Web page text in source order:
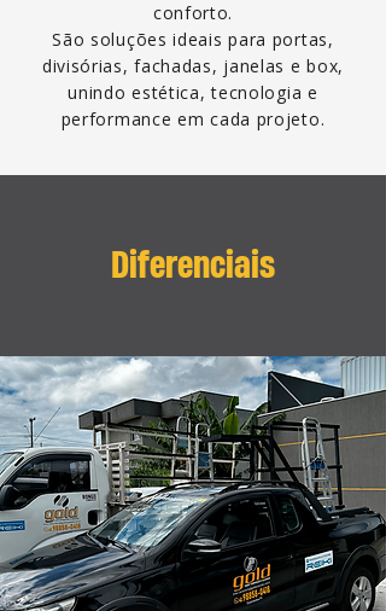
conforto.
São soluções ideais para portas,
divisórias, fachadas, janelas e box,
unindo estética, tecnologia e
performance em cada projeto.
Diferenciais